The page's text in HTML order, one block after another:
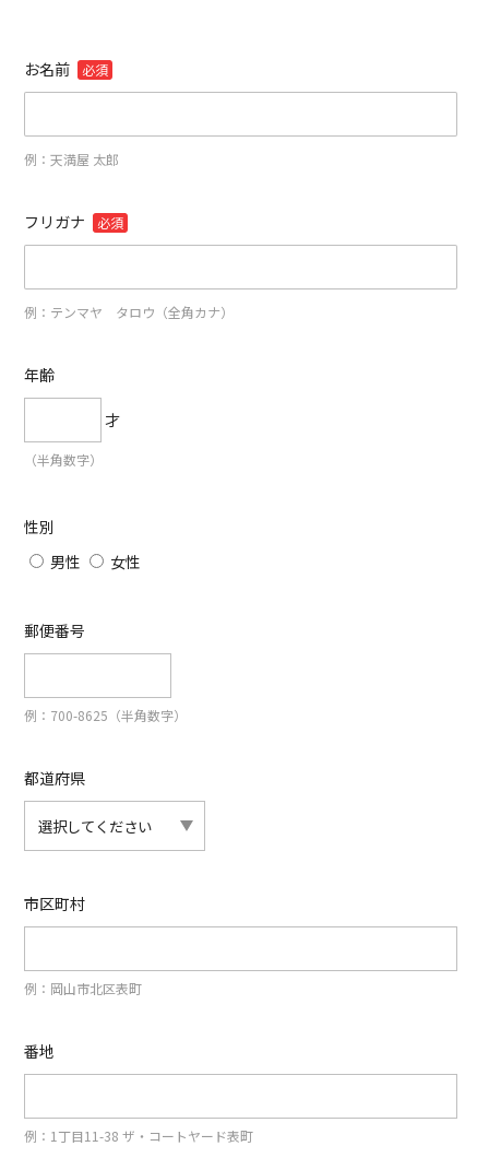
お名前 必須
例：天満屋 太郎
フリガナ 必須
例：テンマヤ タロウ（全角カナ）
年齢
才
（半角数字）
性別
男性
女性
郵便番号
例：700-8625（半角数字）
都道府県
市区町村
例：岡山市北区表町
番地
例：1丁目11-38 ザ・コートヤード表町